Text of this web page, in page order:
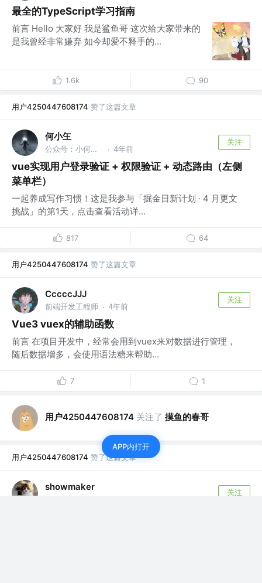
最全的TypeScript学习指南
前言 Hello 大家好 我是鲨鱼哥 这次给大家带来的
是我曾经非常嫌弃 如今却爱不释手的...
1.6k 90
用户4250447608174 赞了这篇文章
何小玍
公众号：小何成长 · 4年前
关注
vue实现用户登录验证 + 权限验证 + 动态路由（左侧
菜单栏）
一起养成写作习惯！这是我参与「掘金日新计划 · 4 月更文
挑战」的第1天，点击查看活动详...
817 64
用户4250447608174 赞了这篇文章
CccccJJJ
前端开发工程师 · 4年前
关注
Vue3 vuex的辅助函数
前言 在项目开发中，经常会用到vuex来对数据进行管理，
随后数据增多，会使用语法糖来帮助...
7 1
用户4250447608174 关注了 摸鱼的春哥
用户4250447608174 赞了这篇文章
showmaker
关注
APP内打开